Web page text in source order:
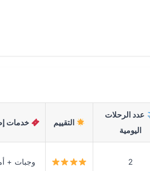
عدد الرحلات
اليومية
التقييم خدمات
2 وجبات +